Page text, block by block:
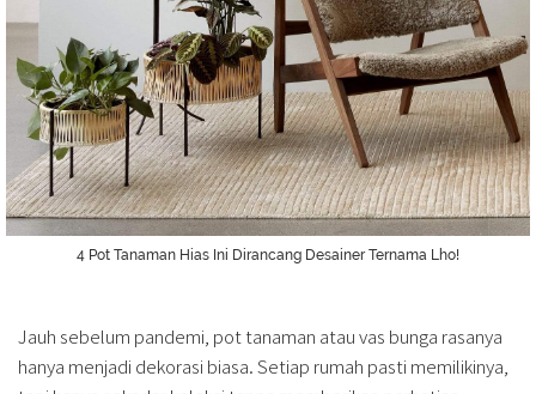
4 Pot Tanaman Hias Ini Dirancang Desainer Ternama Lho!
Jauh sebelum pandemi, pot tanaman atau vas bunga rasanya
hanya menjadi dekorasi biasa. Setiap rumah pasti memilikinya,